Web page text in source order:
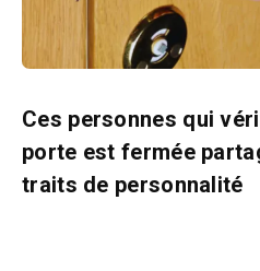
Ces personnes qui
porte est fermée
traits de personnalité